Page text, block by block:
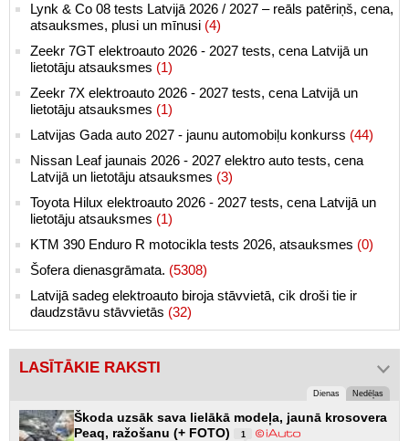
Lynk & Co 08 tests Latvijā 2026 / 2027 – reāls patēriņš, cena,
atsauksmes, plusi un mīnusi (4)
Zeekr 7GT elektroauto 2026 - 2027 tests, cena Latvijā un
lietotāju atsauksmes (1)
Zeekr 7X elektroauto 2026 - 2027 tests, cena Latvijā un
lietotāju atsauksmes (1)
Latvijas Gada auto 2027 - jaunu automobiļu konkurss (44)
Nissan Leaf jaunais 2026 - 2027 elektro auto tests, cena
Latvijā un lietotāju atsauksmes (3)
Toyota Hilux elektroauto 2026 - 2027 tests, cena Latvijā un
lietotāju atsauksmes (1)
KTM 390 Enduro R motocikla tests 2026, atsauksmes (0)
Šofera dienasgrāmata. (5308)
Latvijā sadeg elektroauto biroja stāvvietā, cik droši tie ir
daudzstāvu stāvvietās (32)
LASĪTĀKIE RAKSTI
Dienas Nedēļas
Škoda uzsāk sava lielākā modeļa, jaunā krosovera
Peaq, ražošanu (+ FOTO)
1